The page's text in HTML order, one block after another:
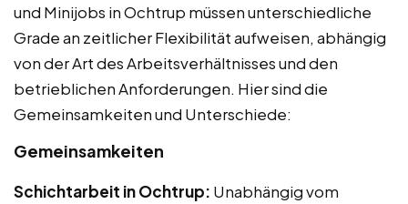
und Minijobs in Ochtrup müssen unterschiedliche
Grade an zeitlicher Flexibilität aufweisen, abhängig
von der Art des Arbeitsverhältnisses und den
betrieblichen Anforderungen. Hier sind die
Gemeinsamkeiten und Unterschiede:
Gemeinsamkeiten
Schichtarbeit in Ochtrup: Unabhängig vom